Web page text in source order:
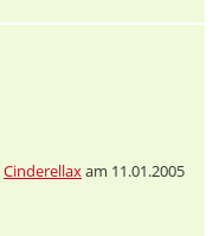
Cinderellaxam 11.01.2005